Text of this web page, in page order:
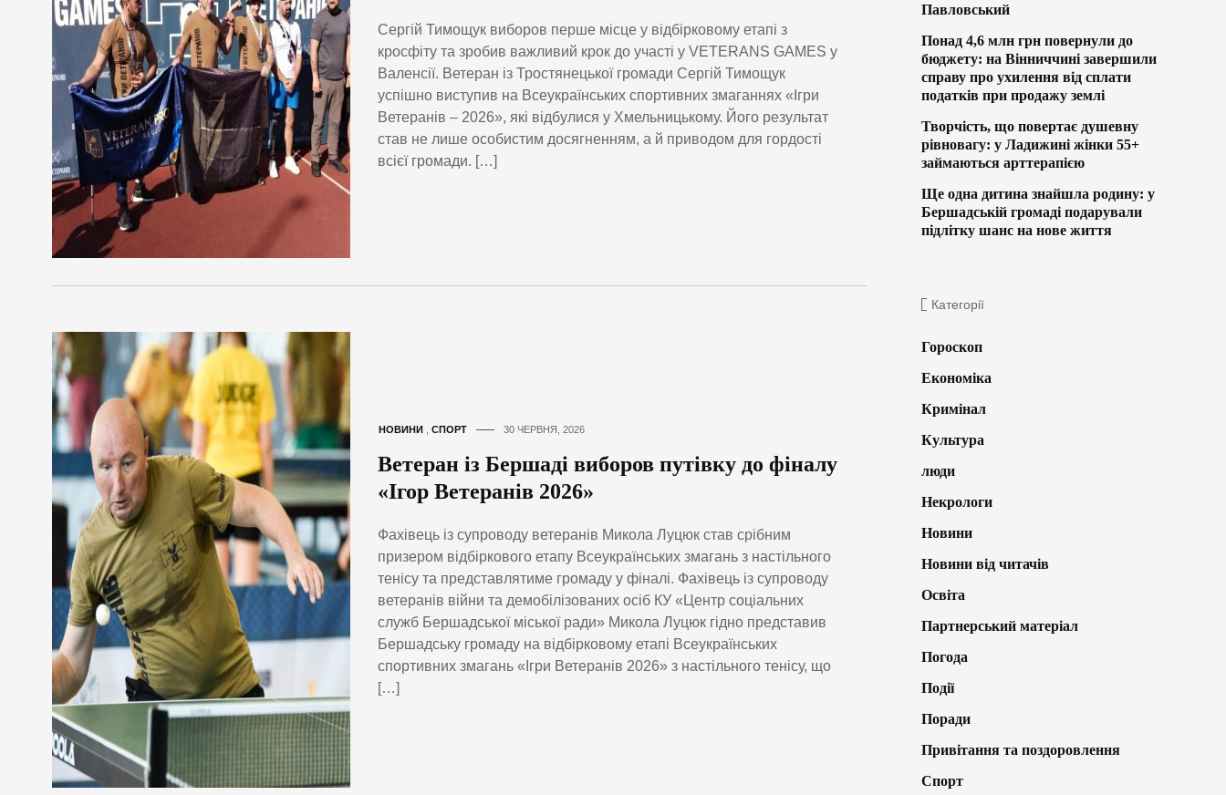
Сергій Тимощук виборов перше місце у відбірковому етапі з
кросфіту та зробив важливий крок до участі у VETERANS GAMES у
Валенсії. Ветеран із Тростянецької громади Сергій Тимощук
успішно виступив на Всеукраїнських спортивних змаганнях «Ігри
Ветеранів – 2026», які відбулися у Хмельницькому. Його результат
став не лише особистим досягненням, а й приводом для гордості
всієї громади. […]
НОВИНИ СПОРТ 30 ЧЕРВНЯ, 2026
Ветеран із Бершаді виборов путівку до фіналу
«Ігор Ветеранів 2026»
Фахівець із супроводу ветеранів Микола Луцюк став срібним
призером відбіркового етапу Всеукраїнських змагань з настільного
тенісу та представлятиме громаду у фіналі. Фахівець із супроводу
ветеранів війни та демобілізованих осіб КУ «Центр соціальних
служб Бершадської міської ради» Микола Луцюк гідно представив
Бершадську громаду на відбірковому етапі Всеукраїнських
спортивних змагань «Ігри Ветеранів 2026» з настільного тенісу, що
[…]
Павловський
Понад 4,6 млн грн повернули до
бюджету: на Вінниччині завершили
справу про ухилення від сплати
податків при продажу землі
Творчість, що повертає душевну
рівновагу: у Ладижині жінки 55+
займаються арттерапією
Ще одна дитина знайшла родину: у
Бершадській громаді подарували
підлітку шанс на нове життя
Категорії
Гороскоп
Економіка
Кримінал
Культура
люди
Некрологи
Новини
Новини від читачів
Освіта
Партнерський матеріал
Погода
Події
Поради
Привітання та поздоровлення
Спорт